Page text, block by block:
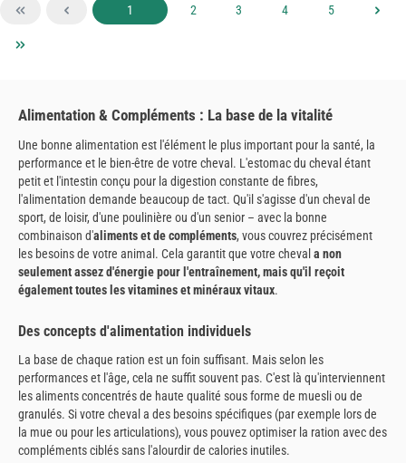
Page
1 Page
2 Page
3 Page
4 Page
5
Alimentation & Compléments : La base de la vitalité
Une bonne alimentation est l'élément le plus important pour la santé, la
performance et le bien-être de votre cheval. L'estomac du cheval étant
petit et l'intestin conçu pour la digestion constante de fibres,
l'alimentation demande beaucoup de tact. Qu'il s'agisse d'un cheval de
sport, de loisir, d'une poulinière ou d'un senior – avec la bonne
combinaison d'aliments et de compléments, vous couvrez précisément
les besoins de votre animal. Cela garantit que votre cheval a non
seulement assez d'énergie pour l'entraînement, mais qu'il reçoit
également toutes les vitamines et minéraux vitaux.
Des concepts d'alimentation individuels
La base de chaque ration est un foin suffisant. Mais selon les
performances et l'âge, cela ne suffit souvent pas. C'est là qu'interviennent
les aliments concentrés de haute qualité sous forme de muesli ou de
granulés. Si votre cheval a des besoins spécifiques (par exemple lors de
la mue ou pour les articulations), vous pouvez optimiser la ration avec des
compléments ciblés sans l'alourdir de calories inutiles.